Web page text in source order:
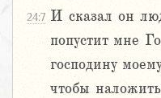
24:7 И сказал он
попустит мне
господину
чтобы